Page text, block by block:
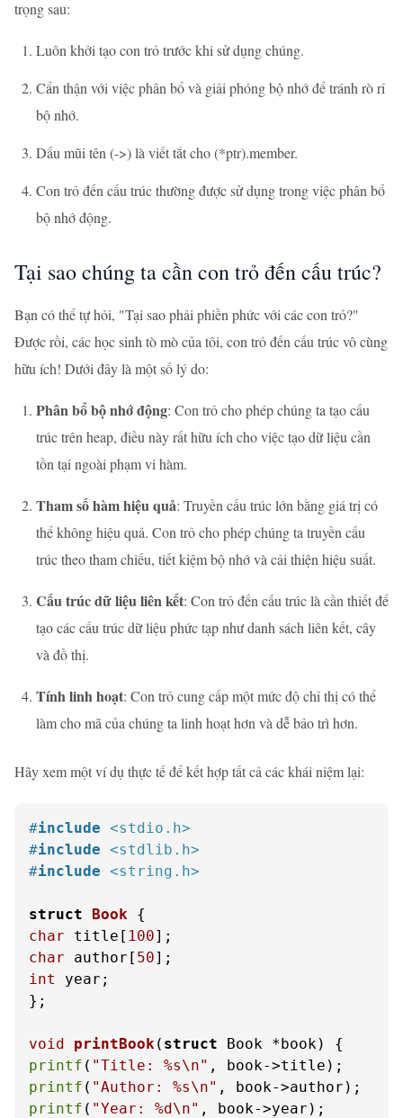
trọng sau:
Luôn khởi tạo con trỏ trước khi sử dụng chúng.
Cẩn thận với việc phân bổ và giải phóng bộ nhớ để tránh rò rỉ
bộ nhớ.
Dấu mũi tên (->) là viết tắt cho (*ptr).member.
Con trỏ đến cấu trúc thường được sử dụng trong việc phân bổ
bộ nhớ động.
Tại sao chúng ta cần con trỏ đến cấu trúc?
Bạn có thể tự hỏi, "Tại sao phải phiền phức với các con trỏ?"
Được rồi, các học sinh tò mò của tôi, con trỏ đến cấu trúc vô cùng
hữu ích! Dưới đây là một số lý do:
Phân bổ bộ nhớ động: Con trỏ cho phép chúng ta tạo cấu
trúc trên heap, điều này rất hữu ích cho việc tạo dữ liệu cần
tồn tại ngoài phạm vi hàm.
Tham số hàm hiệu quả: Truyền cấu trúc lớn bằng giá trị có
thể không hiệu quả. Con trỏ cho phép chúng ta truyền cấu
trúc theo tham chiếu, tiết kiệm bộ nhớ và cải thiện hiệu suất.
Cấu trúc dữ liệu liên kết: Con trỏ đến cấu trúc là cần thiết để
tạo các cấu trúc dữ liệu phức tạp như danh sách liên kết, cây
và đồ thị.
Tính linh hoạt: Con trỏ cung cấp một mức độ chỉ thị có thể
làm cho mã của chúng ta linh hoạt hơn và dễ bảo trì hơn.
Hãy xem một ví dụ thực tế để kết hợp tất cả các khái niệm lại:
#include <stdio.h>
#include <stdlib.h>
#include <string.h>
struct Book {
char title[ 100
char author[ 50
int
year;
};
void printBook( struct Book *book)
printf ( "Title: %s\n"
printf ( "Author: %s\n"
printf ( "Year: %d\n" , book->year);